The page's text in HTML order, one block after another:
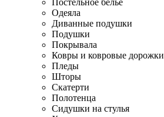
Постельное белье
Одеяла
Диванные подушки
Подушки
Покрывала
Ковры и ковровые дорожки
Пледы
Шторы
Скатерти
Полотенца
Сидушки на стулья